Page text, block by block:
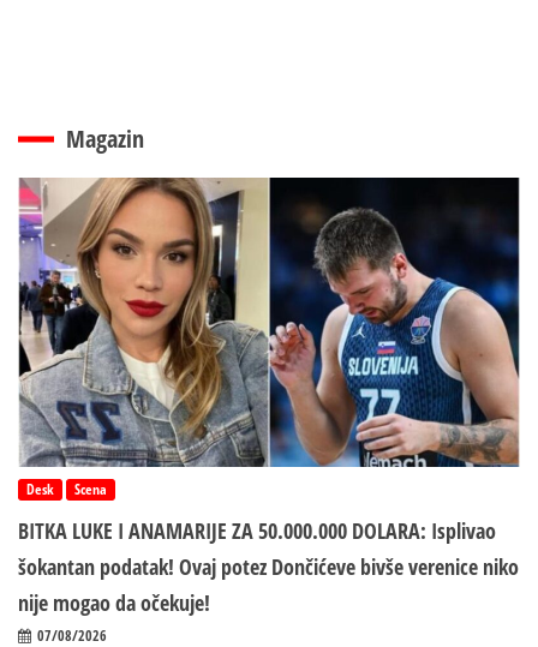
Magazin
Desk Scena
BITKA LUKE I ANAMARIJE ZA 50.000.000 DOLARA: Isplivao
šokantan podatak! Ovaj potez Dončićeve bivše verenice niko
nije mogao da očekuje!
07/08/2026